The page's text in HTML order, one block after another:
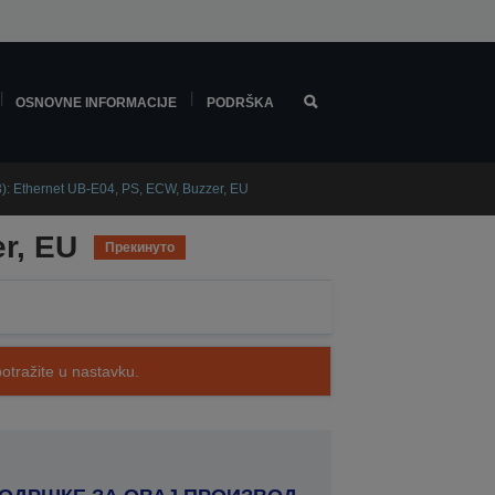
OSNOVNE INFORMACIJE PODRŠKA
Ethernet UB-E04, PS, ECW, Buzzer, EU
EU Прекинуто
u nastavku.